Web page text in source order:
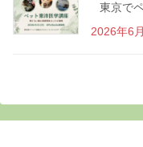
東京で
2026年6